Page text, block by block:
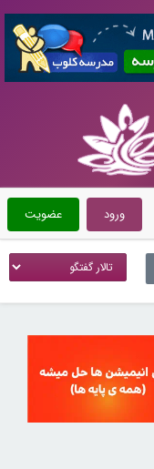
عضویت ورود